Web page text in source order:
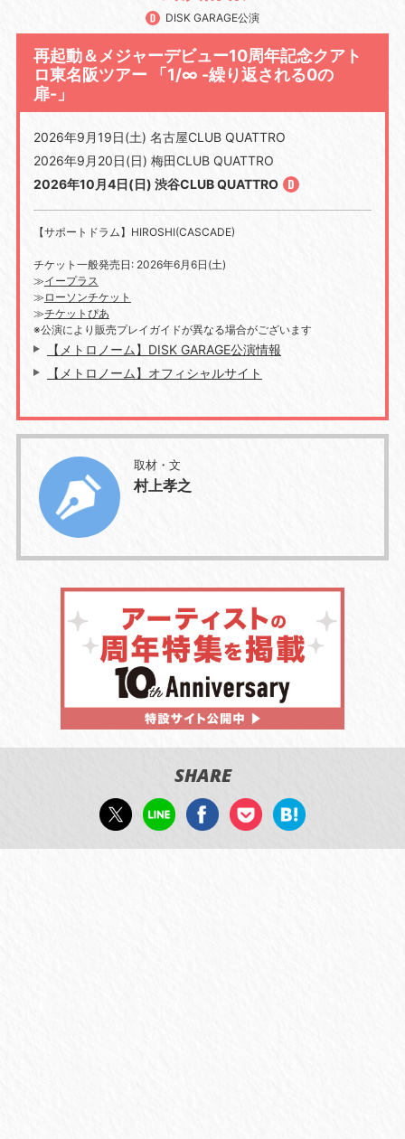
DISK GARAGE公演
再起動＆メジャーデビュー10周年記念クアト
ロ東名阪ツアー 「1/∞ -繰り返される0の
扉-」
2026年9月19日(土) 名古屋CLUB QUATTRO
2026年9月20日(日) 梅田CLUB QUATTRO
2026年10月4日(日) 渋谷CLUB QUATTRO
【サポートドラム】HIROSHI(CASCADE)
チケット一般発売日 : 2026年6月6日 (土)
≫イープラス
≫ ローソンチケット
≫チケットぴあ
※公演により販売プレイガイドが異なる場合がございます
【メトロノーム】DISK GARAGE公演情報
【メトロノーム】オフィシャルサイト
取材・文
村上孝之
SHARE